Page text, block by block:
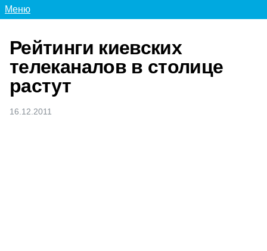
Меню
Рейтинги киевских
телеканалов в столице
растут
16.12.2011